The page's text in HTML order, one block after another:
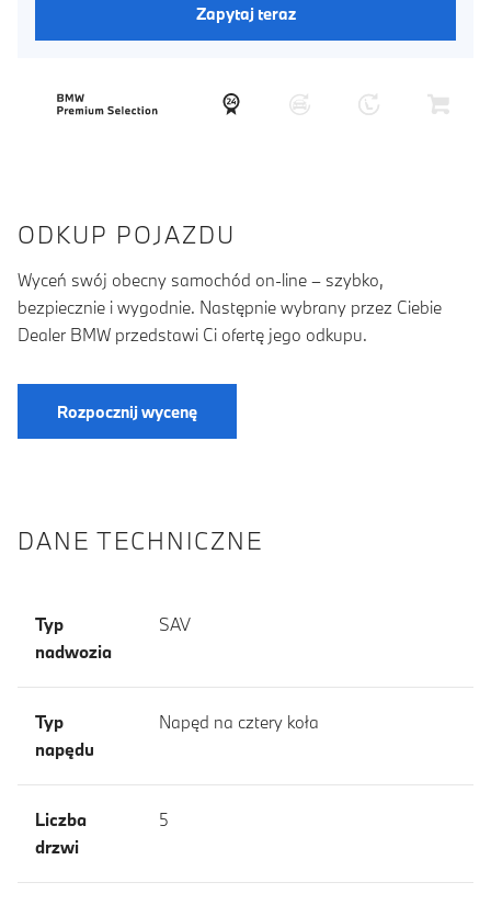
Zapytaj teraz
ODKUP POJAZDU
Wyceń swój obecny samochód on-line – szybko,
bezpiecznie i wygodnie. Następnie wybrany przez Ciebie
Dealer BMW przedstawi Ci ofertę jego odkupu.
Rozpocznij wycenę
DANE TECHNICZNE
Typ
nadwozia
SAV
Typ
napędu
Napęd na cztery koła
Liczba
drzwi
5